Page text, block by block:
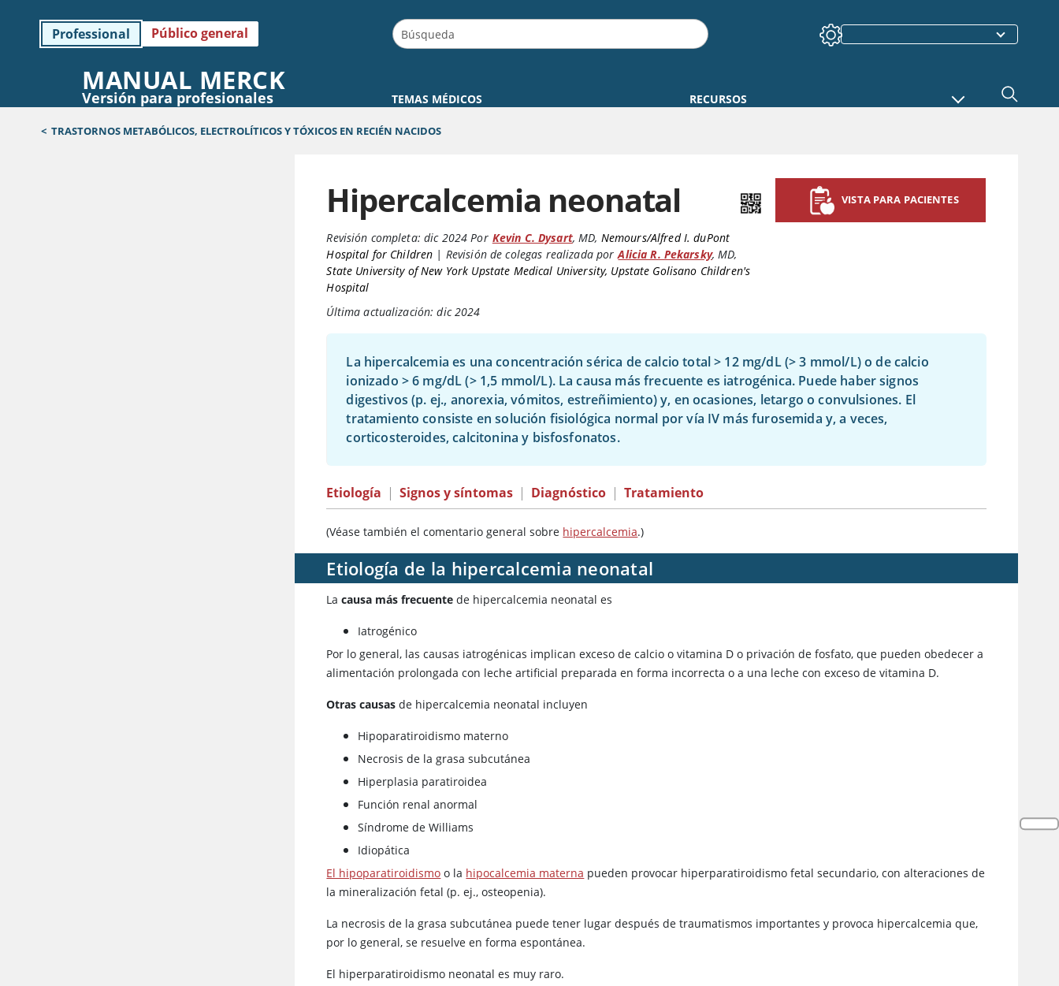
Professional Público general
MANUAL MERCK
Versión para profesionales TEMAS MÉDICOS RECURSOS
< TRASTORNOS METABÓLICOS, ELECTROLÍTICOS Y TÓXICOS EN RECIÉN NACIDOS
Hipercalcemia neonatal
Revisión completa: dic 2024 Por Kevin C. Dysart,MD, Nemours/Alfred I. duPont
Hospital for Children | Revisión de colegas realizada por Alicia R. Pekarsky,MD,
State University of New York Upstate Medical University, Upstate Golisano Children's
Hospital
Última actualización: dic 2024
VISTA PARA PACIENTES
La hipercalcemia es una concentración sérica de calcio total> 12 mg/dL (>3 mmol/L) o de calcio
ionizado >6 mg/dL (> 1,5 mmol/L). La causa más frecuente es iatrogénica. Puede haber signos
digestivos (p. ej., anorexia, vómitos, estreñimiento) y, en ocasiones, letargo o convulsiones. El
tratamiento consiste en solución fisiológica normal por vía IV más furosemida y, a veces,
corticosteroides, calcitonina y bisfosfonatos.
Etiología | Signos y síntomas | Diagnóstico | Tratamiento
(Véase también el comentario general sobre hipercalcemia.)
Etiología de la hipercalcemia neonatal
Lacausa más frecuente de hipercalcemia neonatal es
Iatrogénico
Por lo general, las causas iatrogénicas implican exceso de calcio ovitamina D o privación de fosfato, que pueden obedecer a
alimentación prolongada con leche artificial preparada en forma incorrecta o a una leche con exceso de vitamina D.
Otras causas de hipercalcemia neonatal incluyen
Hipoparatiroidismo materno
Necrosis de la grasa subcutánea
Hiperplasia paratiroidea
Función renal anormal
Síndrome de Williams
Idiopática
El hipoparatiroidismo o la hipocalcemia materna pueden provocar hiperparatiroidismo fetal secundario, con alteraciones de
la mineralización fetal (p. ej., osteopenia).
La necrosis de la grasa subcutánea puede tener lugar después de traumatismos importantes y provoca hipercalcemia que,
por lo general, se resuelve en forma espontánea.
El hiperparatiroidismo neonatal es muy raro.